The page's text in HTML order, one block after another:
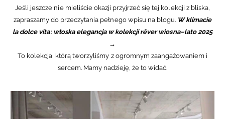
Jeśli jeszcze nie mieliście okazji przyjrzeć się tej kolekcji z bliska,
zapraszamy do przeczytania pełnego wpisu na blogu. W klimacie
la dolce vita: włoska elegancja w kolekcji rêver wiosna–lato 2025
→
To kolekcja, którą tworzyliśmy z ogromnym zaangażowaniem i
sercem. Mamy nadzieję, że to widać.